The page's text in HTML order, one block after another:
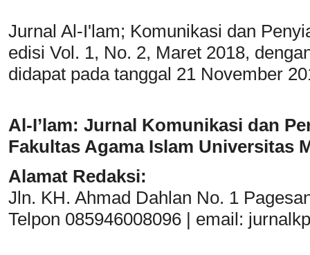
Jurnal Al-I'lam; Komunikasi dan
edisi Vol. 1, No. 2, Maret 2018,
didapat pada tanggal 21 November
Al-I’lam: Jurnal Komunikasi dan
Fakultas Agama Islam Universitas
Alamat Redaksi:
Jln. KH. Ahmad Dahlan No. 1
Telpon 085946008096 | email: